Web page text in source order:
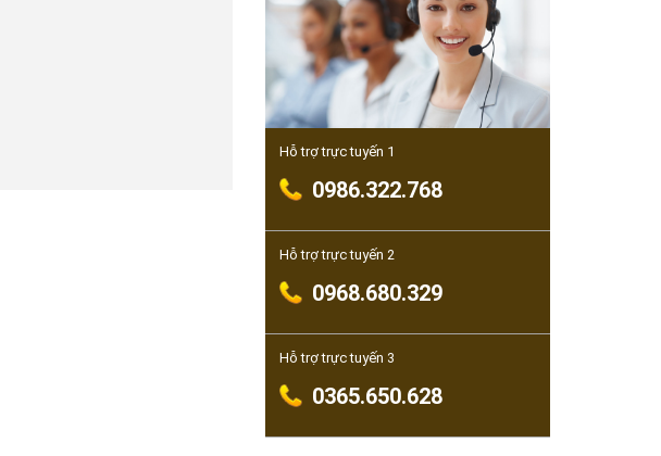
Hỗ trợ trực tuyến 1
0986.322.768
Hỗ trợ trực tuyến 2
0968.680.329
Hỗ trợ trực tuyến 3
0365.650.628